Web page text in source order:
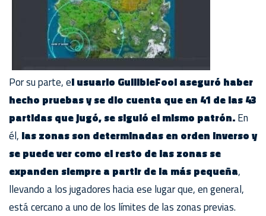
Por su parte, el usuario GullibleFool aseguró haber
hecho pruebas y se dio cuenta que en 41 de las 43
partidas que jugó, se siguió el mismo patrón.En
él, las zonas son determinadas en orden inverso y
se puede ver como el resto de las zonas se
expanden siempre a partir de la más pequeña,
llevando a los jugadores hacia ese lugar que, en general,
está cercano a uno de los límites de las zonas previas.